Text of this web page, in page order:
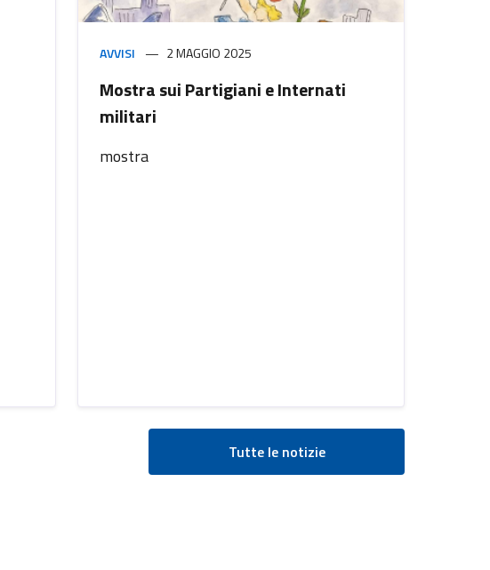
AVVISI 2 MAGGIO 2025
Mostra sui Partigiani e Internati
militari
mostra
Tutte le notizie